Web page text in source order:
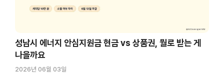
성남시 에너지 안심지원금 현금 vs 상품권, 뭘로 받는 게
나을까요
2026년 06월 03일